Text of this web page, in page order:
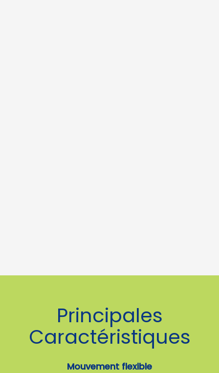
Principales
Caractéristiques
Mouvement flexible